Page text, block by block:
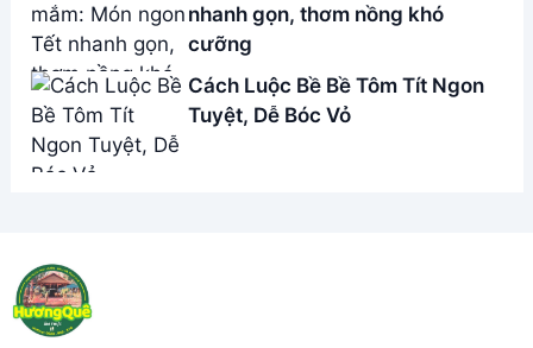
nhanh gọn, thơm nồng khó
cưỡng
Cách Luộc Bề Bề Tôm Tít Ngon
Tuyệt, Dễ Bóc Vỏ